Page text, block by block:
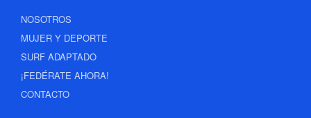
NOSOTROS
MUJER Y DEPORTE
SURF ADAPTADO
¡FEDÉRATE AHORA!
CONTACTO